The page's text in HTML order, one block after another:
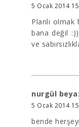
5 Ocak 2014
Planlı
bana değil
ve
nurgül
5 Ocak 2014
bende